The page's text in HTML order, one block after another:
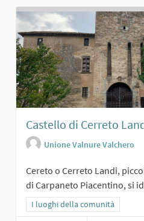
Castello di Cerreto
Unione Valnure Valchero
Cereto o Cerreto Landi,
di Carpaneto Piacentino, si
Filtra i risultati per categoria: I
I luoghi della comunità